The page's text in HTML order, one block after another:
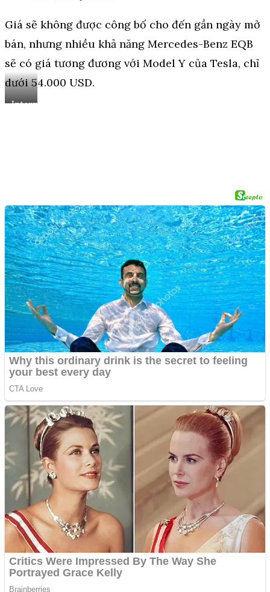
Giá sẽ không được công bố cho đến gần ngày mở
bán, nhưng nhiều khả năng Mercedes-Benz EQB
sẽ có giá tương đương với Model Y của Tesla, chỉ
dưới 54.000 USD.
Internationale
Brink
/
SB-
Medien